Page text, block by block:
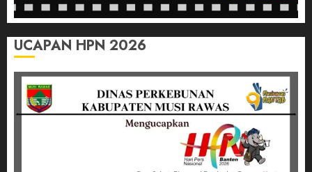
UCAPAN HPN 2026